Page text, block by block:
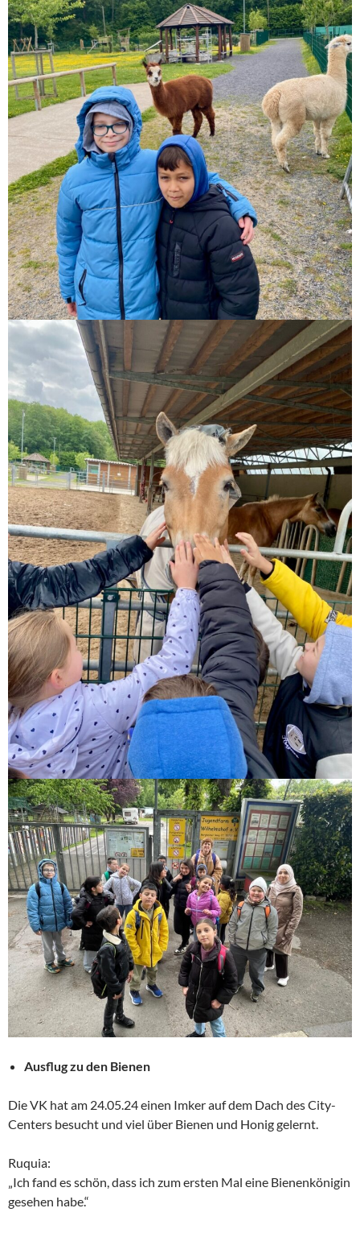
Ausflug zu den Bienen
Die VK hat am 24.05.24 einen Imker auf dem Dach des City-
Centers besucht und viel über Bienen und Honig gelernt.
Ruquia:
„Ich fand es schön, dass ich zum ersten Mal eine Bienenkönigin
gesehen habe.“